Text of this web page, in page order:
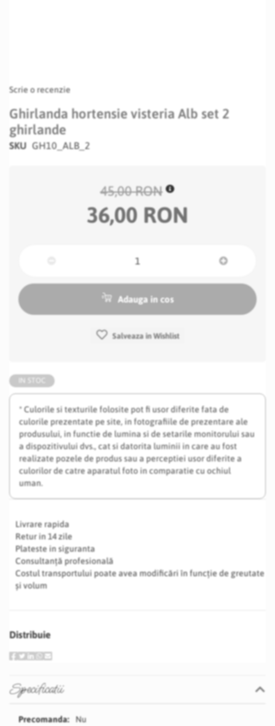
Scrie o recenzie
Ghirlanda hortensie visteria Alb set 2
ghirlande
SKU GH10_ALB_2
* Culorile si texturile folosite pot fi usor diferite fata de
culorile prezentate pe site, in fotografiile de prezentare ale
produsului, in functie de lumina si de setarile monitorului sau
a dispozitivului dvs., cat si datorita luminii in care au fost
realizate pozele de produs sau a perceptiei usor diferite a
culorilor de catre aparatul foto in comparatie cu ochiul
uman.
Livrare rapida
Retur in 14 zile
Plateste in siguranta
Consultanță profesională
Costul transportului poate avea modificări în funcție de greutate
și volum
Distribuie
45,00 RON
36,00 RON
Adauga in cos
Salveaza in Wishlist
Specificatii
Specificatii
Nu